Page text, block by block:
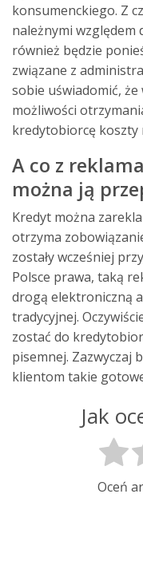
konsumenckiego. Z
należnymi
również będzie
związane z
sobie uświadomić,
możliwości
kredytobiorcę koszty
A co z
można ją
Kredyt można
otrzyma
zostały wcześniej
Polsce prawa, taką
drogą elektroniczną
tradycyjnej.
zostać do
pisemnej. Zazwyczaj
klientom takie
Jak
Oceń